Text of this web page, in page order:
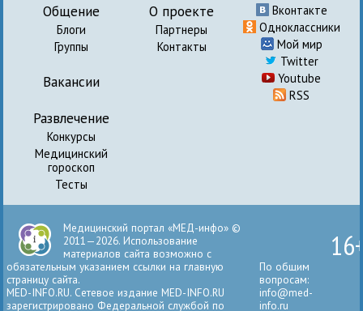
Общение
Блоги
Группы
Вакансии
Развлечение
Конкурсы
Медицинский
гороскоп
Тесты
О проекте
Партнеры
Контакты
Вконтакте
Одноклассники
Мой мир
Twitter
Youtube
RSS
Медицинский портал «МЕД-инфо» ©
2011—2026. Использование
материалов сайта возможно с
обязательным указанием ссылки на главную
страницу сайта.
MED-INFO.RU. Сетевое издание MED-INFO.RU
зарегистрировано Федеральной службой по
По общим
вопросам:
info@med-
info.ru